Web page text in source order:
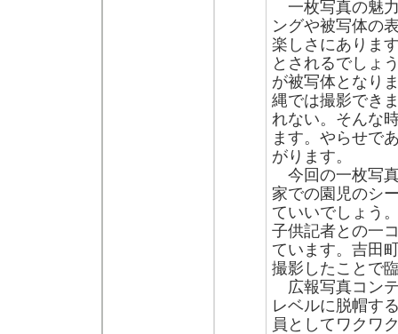
一枚写真の魅
ングや被写体の
楽しさにありま
とされるでしょ
が被写体となり
縄では撮影でき
れない。そんな
ます。やらせで
がります。
今回の一枚写
家での園児のシ
ていいでしょう
子供記者との一
ています。吉田
撮影したことで
広報写真コン
レベルに脱帽す
員としてワクワ